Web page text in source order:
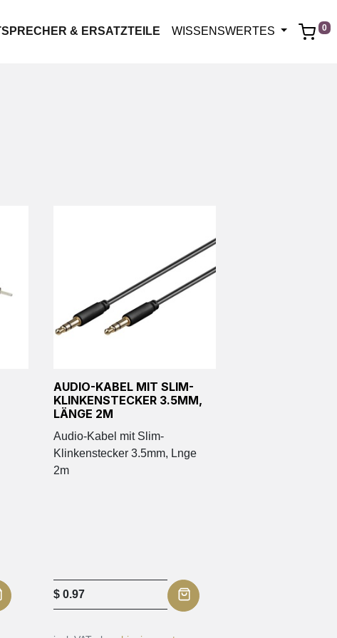
& ERSATZTEILE WISSENSWERTES 0
AUDIO-KABEL MIT SLIM-
KLINKENSTECKER 3.5MM,
LÄNGE 2M
Audio-Kabel mit Slim-
Klinkenstecker 3.5mm, Lnge
2m
$ 0.97